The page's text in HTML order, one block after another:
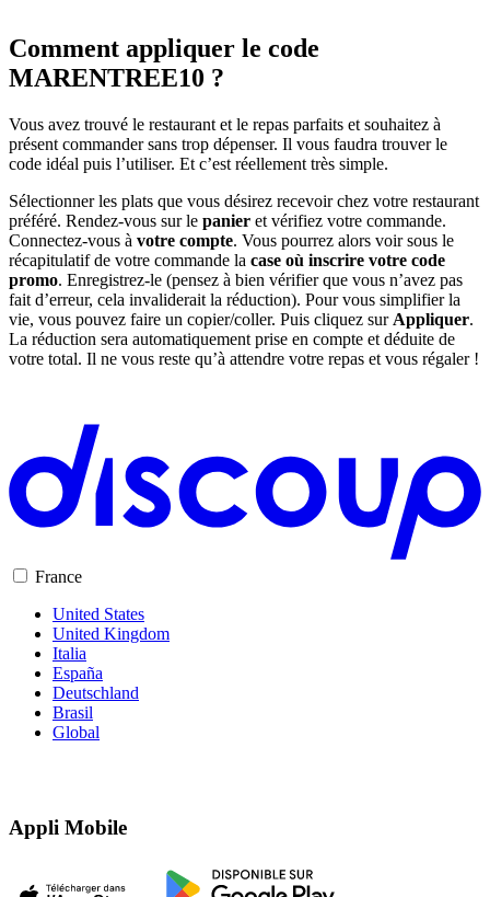
Comment appliquer le code
MARENTREE10 ?
Vous avez trouvé le restaurant et le repas parfaits et souhaitez à
présent commander sans trop dépenser. Il vous faudra trouver le
code idéal puis l’utiliser. Et c’est réellement très simple.
Sélectionner les plats que vous désirez recevoir chez votre restaurant
préféré. Rendez-vous sur le panier et vérifiez votre commande.
Connectez-vous à votre compte. Vous pourrez alors voir sous le
récapitulatif de votre commande la case où inscrire votre code
promo. Enregistrez-le (pensez à bien vérifier que vous n’avez pas
fait d’erreur, cela invaliderait la réduction). Pour vous simplifier la
vie, vous pouvez faire un copier/coller. Puis cliquez sur Appliquer.
La réduction sera automatiquement prise en compte et déduite de
votre total. Il ne vous reste qu’à attendre votre repas et vous régaler !
France
United States
United Kingdom
Italia
España
Deutschland
Brasil
Global
Appli Mobile